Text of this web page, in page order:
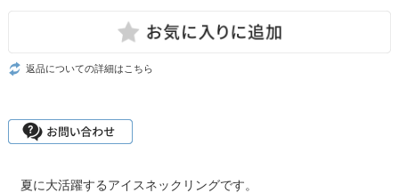
返品についての詳細はこちら
夏に大活躍するアイスネックリングです。